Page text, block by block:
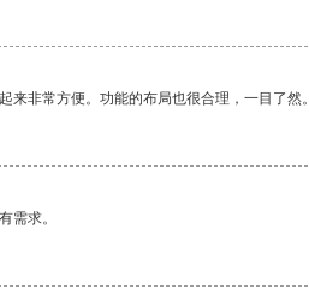
来非常方便。功能的布局也很合理，一目了然。
需求。